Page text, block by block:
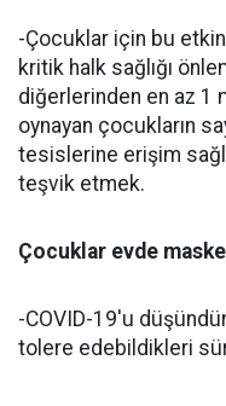
-Çocuklar için bu
kritik halk sağlığı
diğerlerinden en az 1
oynayan çocukların
tesislerine erişim
teşvik etmek.
Çocuklar evde maske
-COVID-19'u
tolere edebildikleri